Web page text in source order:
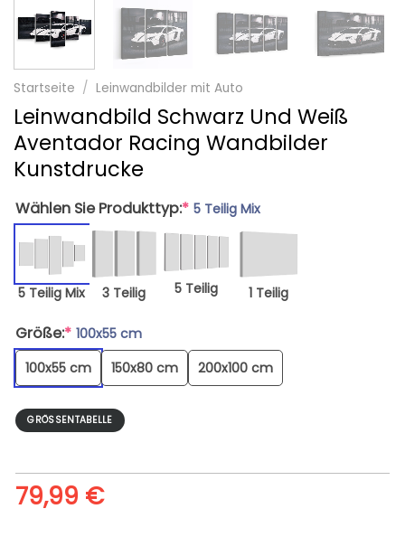
Startseite / Leinwandbilder mit Auto
Leinwandbild Schwarz Und Weiß
Aventador Racing Wandbilder
Kunstdrucke
Wählen Sie Produkttyp:* 5 Teilig Mix
5 Teilig Mix 3 Teilig 5 Teilig 1 Teilig
Größe:* 100x55 cm
100x55 cm
150x80 cm 200x100 cm
GRÖSSENTABELLE
79,99 €